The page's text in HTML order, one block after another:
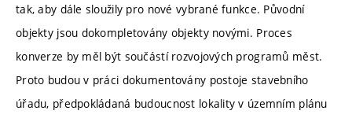
tak, aby dále sloužily pro nové vybrané funkce. Původní
objekty jsou dokompletovány objekty novými. Proces
konverze by měl být součástí rozvojových programů měst.
Proto budou v práci dokumentovány postoje stavebního
úřadu, předpokládaná budoucnost lokality v územním plánu